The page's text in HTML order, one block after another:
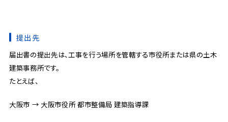
提出先
届出書の提出先は、工事を行う場所を管轄する市役所または県の土木
建築事務所です。
たとえば、
大阪市 → 大阪市役所 都市整備局 建築指導課